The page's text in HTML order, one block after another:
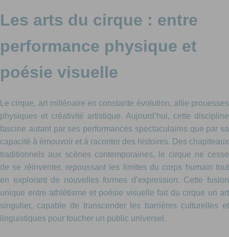
Les arts du cirque : entre
performance physique et
poésie visuelle
Le cirque, art millénaire en constante évolution, allie prouesses
physiques et créativité artistique. Aujourd’hui, cette discipline
fascine autant par ses performances spectaculaires que par sa
capacité à émouvoir et à raconter des histoires. Des chapiteaux
traditionnels aux scènes contemporaines, le cirque ne cesse
de se réinventer, repoussant les limites du corps humain tout
en explorant de nouvelles formes d’expression. Cette fusion
unique entre athlétisme et poésie visuelle fait du cirque un art
singulier, capable de transcender les barrières culturelles et
linguistiques pour toucher un public universel.